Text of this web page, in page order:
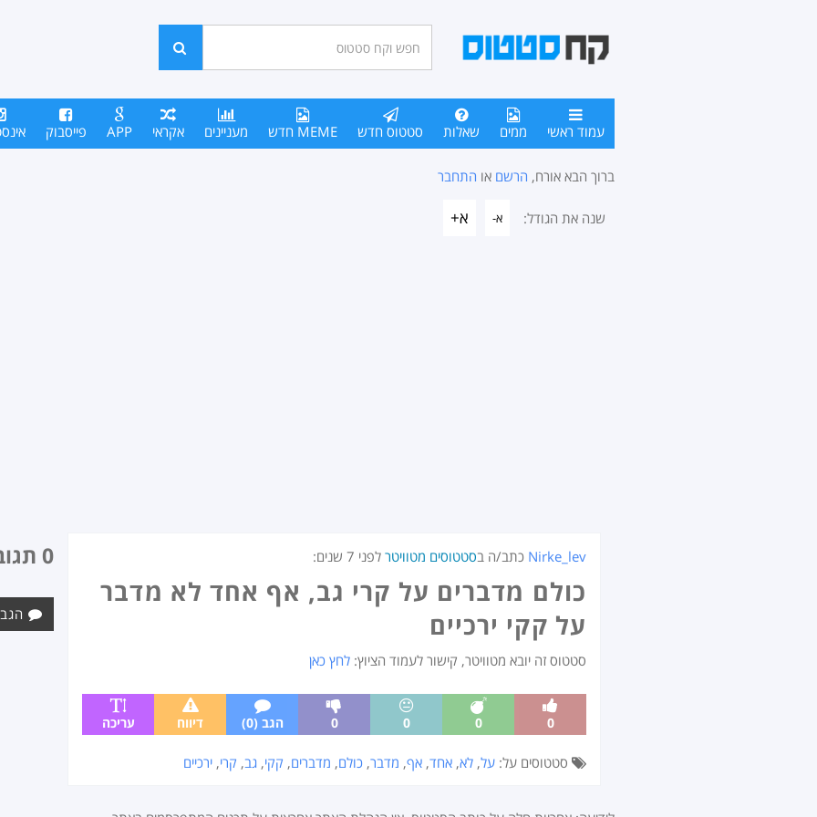
סטטוסים
חפש
עמוד ראשי ממים שאלות סטטוס חדש MEME חדש מעניינים אקראי APP פייסבוק
ברוך הבא אורח, הרשם או התחבר
שנה את הגודל: א- א+
Nirke_lev כתב/ה בסטטוסים מטוויטר לפני 7 שנים :
כולם מדברים על קרי גב, אף אחד לא מדבר
על קקי ירכיים
סטטוס זה יובא מטוויטר, קישור לעמוד הציוץ: לחץ כאן
0
0
0
0 הגב (0) דיווח עריכה
סטטוסים על: על, לא, אחד, אף, מדבר, כולם, מדברים, קקי, גב, קרי, ירכיים
0 תגובות